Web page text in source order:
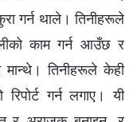
गर्न थाले। तिनीहरूले
काम गर्न आउँछ र
तिनीहरूले केही
गर्न लगाए। यी